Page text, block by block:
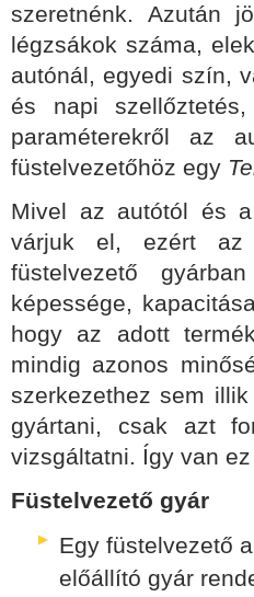
szeretnénk. Azután
légzsákok száma,
autónál, egyedi szín,
és napi
paraméterekről az
füstelvezetőhöz egy
Mivel az autótól és
várjuk el, ezért az
füstelvezető
képessége,
hogy az adott
mindig azonos
szerkezethez sem
gyártani, csak azt
vizsgáltatni. Így van
Füstelvezető gyár
Egy füstelvezető
előállító gyár